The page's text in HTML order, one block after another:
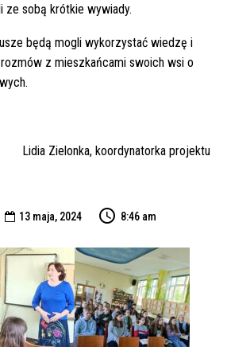
ze sobą krótkie wywiady.
będą mogli wykorzystać wiedzę i
z mieszkańcami swoich wsi o
Lidia Zielonka, koordynatorka projektu
 13 maja, 2024 8:46 am